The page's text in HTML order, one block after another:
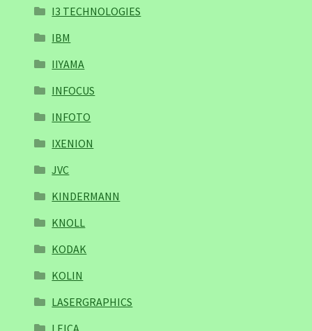
I3 TECHNOLOGIES
IBM
IIYAMA
INFOCUS
INFOTO
IXENION
JVC
KINDERMANN
KNOLL
KODAK
KOLIN
LASERGRAPHICS